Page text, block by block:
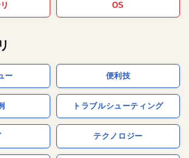
OS
ー 便利技
トラブルシューティング
テクノロジー